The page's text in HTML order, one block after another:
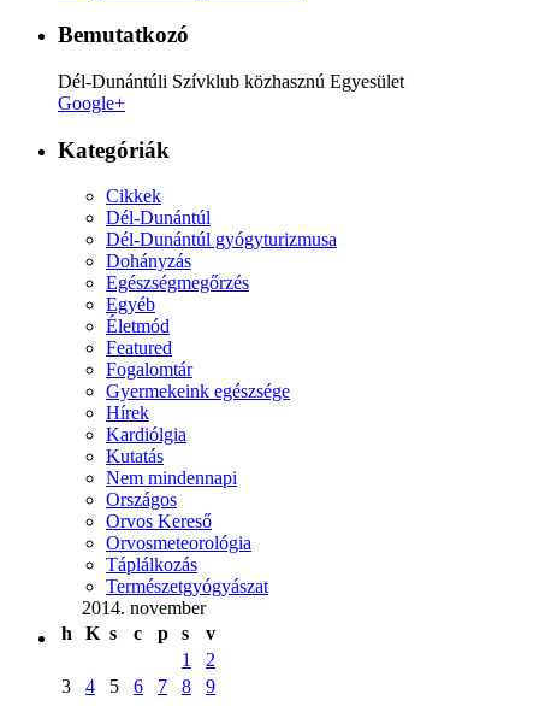
Bemutatkozó
Dél-Dunántúli Szívklub közhasznú Egyesület
Google+
Kategóriák
Cikkek
Dél-Dunántúl
Dél-Dunántúl gyógyturizmusa
Dohányzás
Egészségmegőrzés
Egyéb
Életmód
Featured
Fogalomtár
Gyermekeink egészsége
Hírek
Kardiólgia
Kutatás
Nem mindennapi
Országos
Orvos Kereső
Orvosmeteorológia
Táplálkozás
Természetgyógyászat
2014. november
h
K s c p s
v
1
2
3
4 5 6 7 8
9